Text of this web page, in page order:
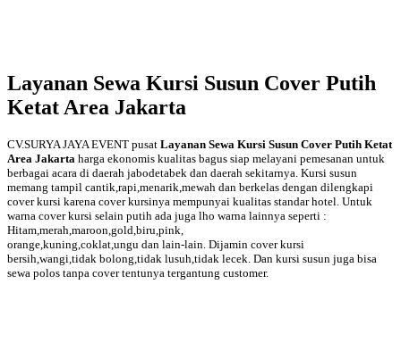
Layanan Sewa Kursi Susun Cover Putih
Ketat Area Jakarta
CV.SURYA JAYA EVENT pusat Layanan Sewa Kursi Susun Cover Putih Ketat
Area Jakarta harga ekonomis kualitas bagus siap melayani pemesanan untuk
berbagai acara di daerah jabodetabek dan daerah sekitarnya. Kursi susun
memang tampil cantik,rapi,menarik,mewah dan berkelas dengan dilengkapi
cover kursi karena cover kursinya mempunyai kualitas standar hotel. Untuk
warna cover kursi selain putih ada juga lho warna lainnya seperti :
Hitam,merah,maroon,gold,biru,pink,
orange,kuning,coklat,ungu dan lain-lain. Dijamin cover kursi
bersih,wangi,tidak bolong,tidak lusuh,tidak lecek. Dan kursi susun juga bisa
sewa polos tanpa cover tentunya tergantung customer.